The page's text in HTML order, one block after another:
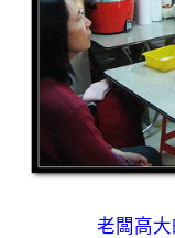
老闆高